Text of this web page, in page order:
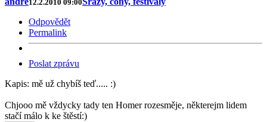
12.2.2010 09:00
Odpovědět
Permalink
Poslat zprávu
Kapis: mě už chybíš teď..... :)
Chjooo mě vždycky tady ten Homer rozesměje, některejm lidem
stačí málo k ke štěstí:)